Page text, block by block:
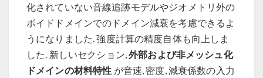
化されていない音線追跡モデルやジオメトリ外の
ボイドドメインでのドメイン減衰を考慮できるよ
うになりました. 強度計算の精度自体も向上しま
した. 新しいセクション,外部および非メッシュ化
ドメインの材料特性 が音速, 密度, 減衰係数の入力